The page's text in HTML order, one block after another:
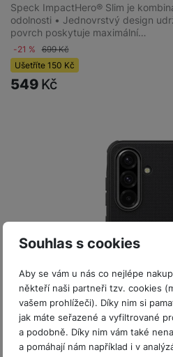
Souhlas s cookies
Aby se vám u nás co nejlépe
někteří naši partneři tzv. cookies
vašem prohlížeči). Díky nim si
jak máte seřazené a vyfiltrované
a podobně. Díky nim vám také
a pomáhají nám například i v
Speck ImpactHero® Slim je
odolnosti • Jednovrstvý design
povrch poskytuje maximální…
-21 % 699Kč
Ušetříte 150 Kč
549 Kč
Skladem